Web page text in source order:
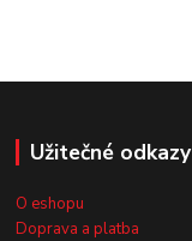
Užitečné odkazy
O eshopu
Doprava a platba